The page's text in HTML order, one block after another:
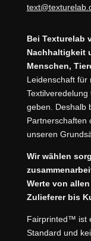
Bei Texturelab
Nachhaltigkeit
Menschen,
Leidenschaft für
geben. Deshalb
Partnerschaften
unseren
Wir wählen
Werte von
Zulieferer bis
Fairprinted™ ist
Standard und